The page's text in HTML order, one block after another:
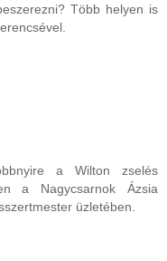
Több helyen is
a Wilton zselés
a Nagycsarnok Ázsia
üzletében.